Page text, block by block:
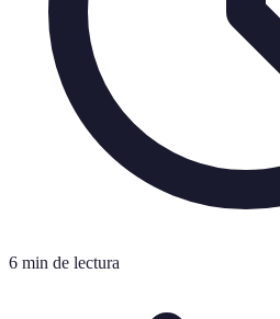
6 min de lectura